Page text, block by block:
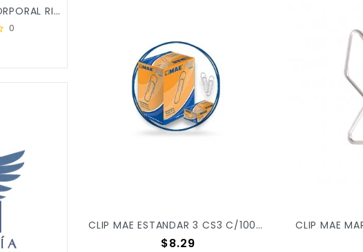
CREMA CORPORAL RICITOS DE ORO ALOE&CALENDULA 250ML X/12
0
CLIP MAE ESTANDAR 3 CS3 C/100PZ X/300
Precio
$8.29